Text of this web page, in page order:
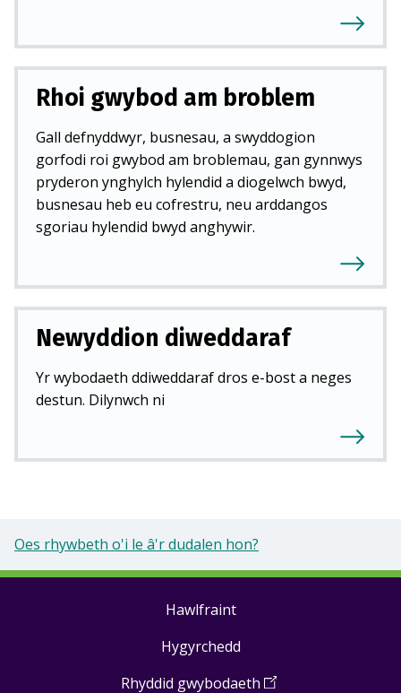
Rhoi gwybod am broblem
Gall defnyddwyr, busnesau, a swyddogion
gorfodi roi gwybod am broblemau, gan gynnwys
pryderon ynghylch hylendid a diogelwch bwyd,
busnesau heb eu cofrestru, neu arddangos
sgoriau hylendid bwyd anghywir.
Newyddion diweddaraf
Yr wybodaeth ddiweddaraf dros e-bost a neges
destun. Dilynwch ni
Oes rhywbeth o'i le â'r dudalen hon?
Hawlfraint
Hygyrchedd
Rhyddid gwybodaeth (Open